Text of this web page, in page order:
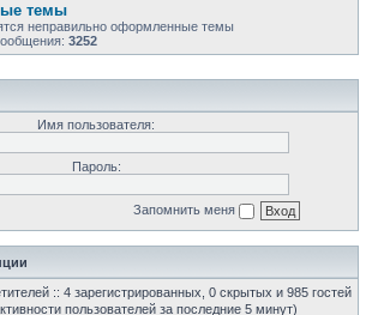
темы
неправильно оформленные темы
3252
Имя пользователя:
Пароль:
Запомнить меня
:: 4 зарегистрированных, 0 скрытых и 985 гостей
пользователей за последние 5 минут)